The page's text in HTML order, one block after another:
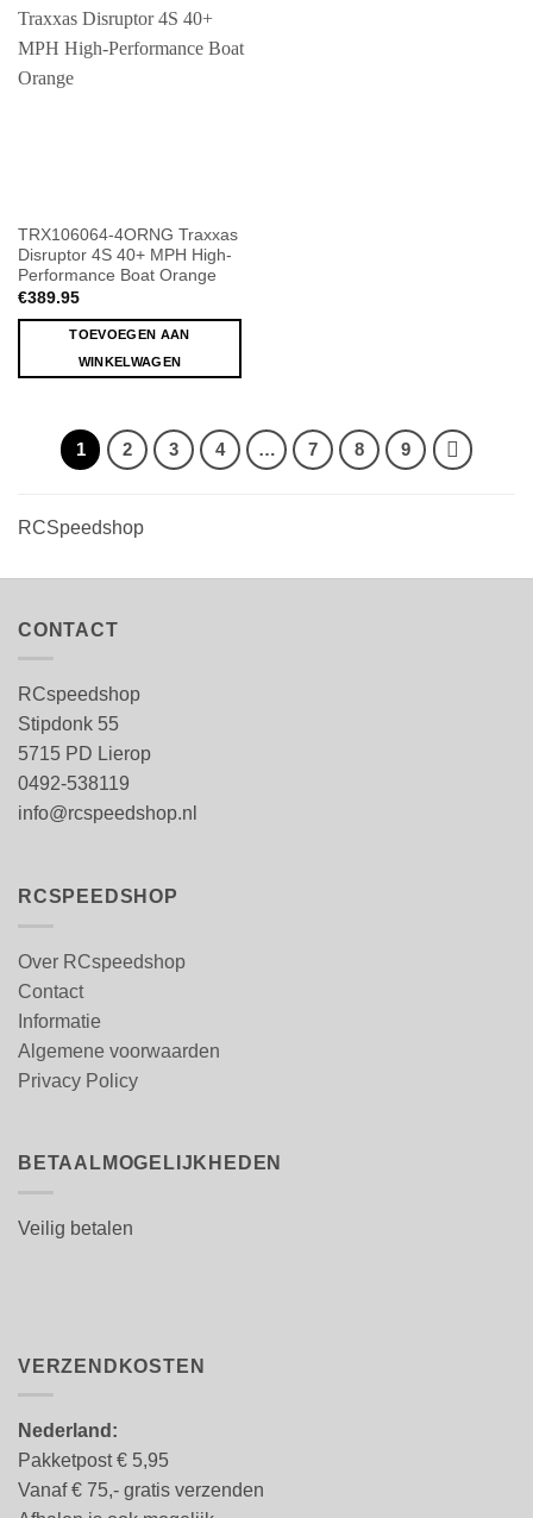
TRX106064-4ORNG Traxxas
Disruptor 4S 40+ MPH High-
Performance Boat Orange
€389.95
TOEVOEGEN AAN
WINKELWAGEN
1 2 3 4 … 7 8 9
RCSpeedshop
CONTACT
RCspeedshop
Stipdonk 55
5715 PD Lierop
0492-538119
info@rcspeedshop.nl
RCSPEEDSHOP
Over RCspeedshop
Contact
Informatie
Algemene voorwaarden
Privacy Policy
BETAALMOGELIJKHEDEN
Veilig betalen
VERZENDKOSTEN
Nederland:
Pakketpost € 5,95
Vanaf € 75,- gratis verzenden